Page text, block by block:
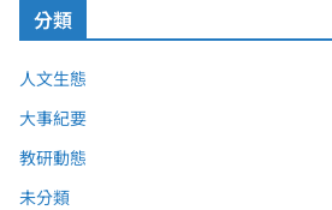
分類
人文生態
大事紀要
教研動態
未分類